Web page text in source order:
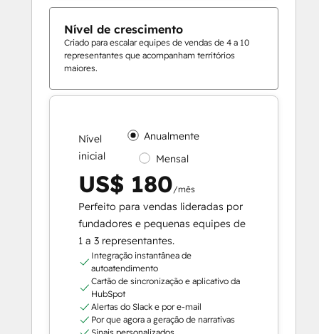
Nível de crescimento
Criado para escalar equipes de vendas de 4 a 10
representantes que acompanham territórios
maiores.
Nível
inicial
Anualmente
Mensal
US$ 180/mês
Perfeito para vendas lideradas por
fundadores e pequenas equipes de
1 a 3 representantes.
Integração instantânea de
autoatendimento
Cartão de sincronização e aplicativo da
HubSpot
Alertas do Slack e por e-mail
Por que agora a geração de narrativas